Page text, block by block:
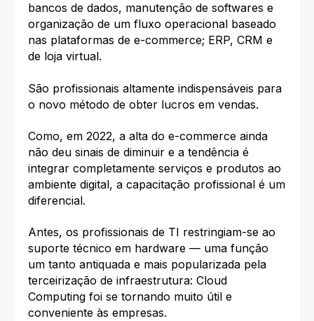
bancos de dados, manutenção de softwares e
organização de um fluxo operacional baseado
nas plataformas de e-commerce; ERP, CRM e
de loja virtual.
São profissionais altamente indispensáveis para
o novo método de obter lucros em vendas.
Como, em 2022, a alta do e-commerce ainda
não deu sinais de diminuir e a tendência é
integrar completamente serviços e produtos ao
ambiente digital, a capacitação profissional é um
diferencial.
Antes, os profissionais de TI restringiam-se ao
suporte técnico em hardware — uma função
um tanto antiquada e mais popularizada pela
terceirização de infraestrutura: Cloud
Computing foi se tornando muito útil e
conveniente às empresas.